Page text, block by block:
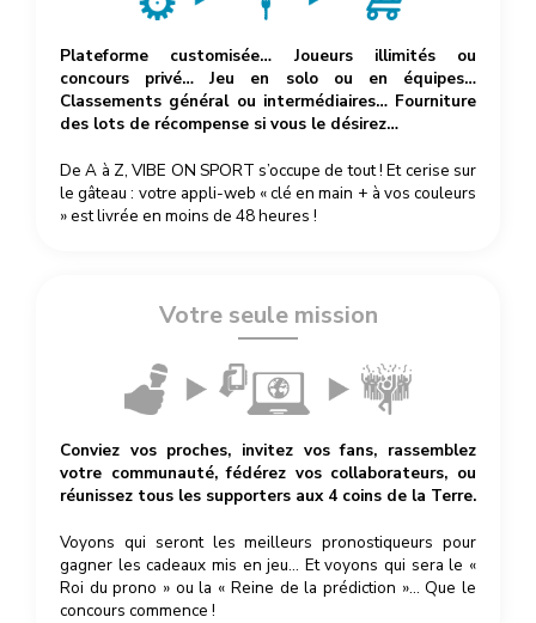
Plateforme customisée… Joueurs illimités ou
concours privé… Jeu en solo ou en équipes…
Classements général ou intermédiaires… Fourniture
des lots de récompense si vous le désirez…
De A à Z, VIBE ON SPORT s’occupe de tout ! Et cerise sur
le gâteau : votre appli-web « clé en main + à vos couleurs
» est livrée en moins de 48 heures !
Votre seule mission
Conviez vos proches, invitez vos fans, rassemblez
votre communauté, fédérez vos collaborateurs, ou
réunissez tous les supporters aux 4 coins de la Terre.
Voyons qui seront les meilleurs pronostiqueurs pour
gagner les cadeaux mis en jeu… Et voyons qui sera le «
Roi du prono » ou la « Reine de la prédiction »… Que le
concours commence !